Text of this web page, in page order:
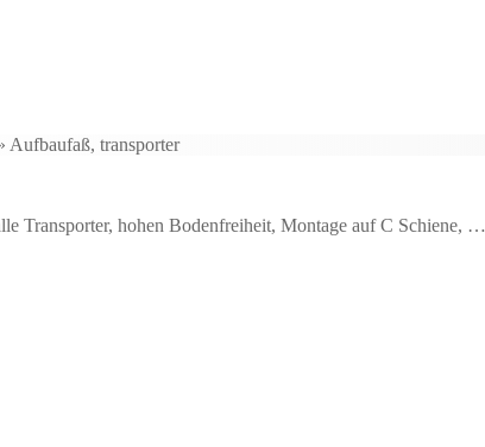
Aufbaufaß, transporter
Transporter, hohen Bodenfreiheit, Montage auf C Schiene, …